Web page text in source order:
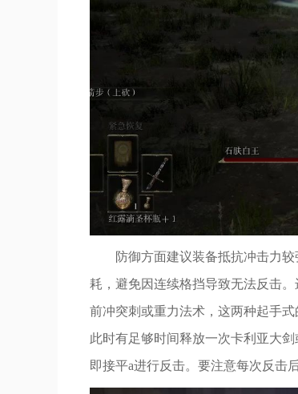
防御方面建议装备抵抗冲击力
耗，避免因连续格挡导致无法反击
前冲突刺或重力法术，这两种起手
此时有足够时间释放一次卡利亚大
即接平a进行反击。要注意每次反击